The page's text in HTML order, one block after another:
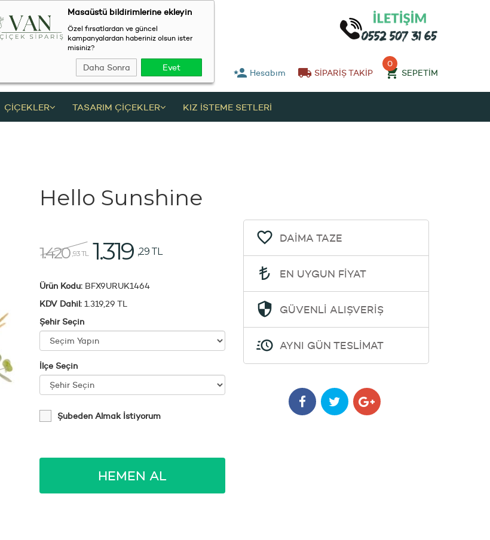
Masaüstü bildirimlerine ekleyin
Özel fırsatlardan ve güncel
kampanyalardan haberiniz olsun ister
misiniz?
Daha Sonra Evet Hesabım SİPARİŞ TAKİP
0
SEPETİM
ÇİÇEKLER TASARIM ÇİÇEKLER KIZ İSTEME SETLERİ
Hello Sunshine
1.420 ,93 TL 1.319 ,29 TL
Ürün Kodu:BFX9URUK1464
KDV Dahil:1.319,29 TL
Şehir Seçin
İlçe Seçin
Şubeden Almak İstiyorum
HEMEN AL
DAİMA TAZE
EN UYGUN FİYAT
GÜVENLİ ALIŞVERİŞ
AYNI GÜN TESLİMAT